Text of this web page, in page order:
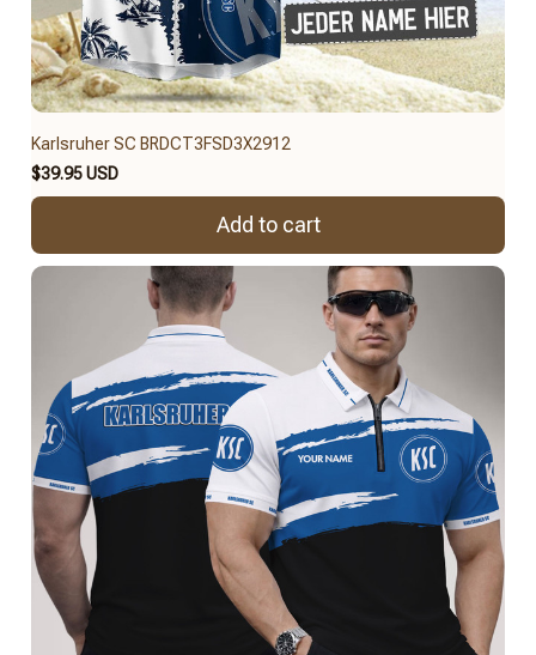
Karlsruher SC BRDCT3FSD3X2912
$39.95 USD
Add to cart